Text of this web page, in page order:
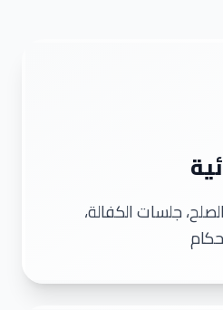
جلسات الكفالة،